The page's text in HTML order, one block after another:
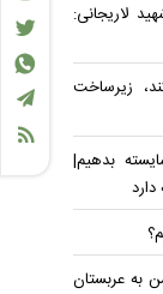
لاریجانی:
زیرساخت
بدهیم|
به عربستان